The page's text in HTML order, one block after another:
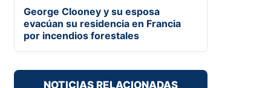
George Clooney y su esposa
evacúan su residencia en Francia
por incendios forestales
NOTICIAS RELACIONADAS